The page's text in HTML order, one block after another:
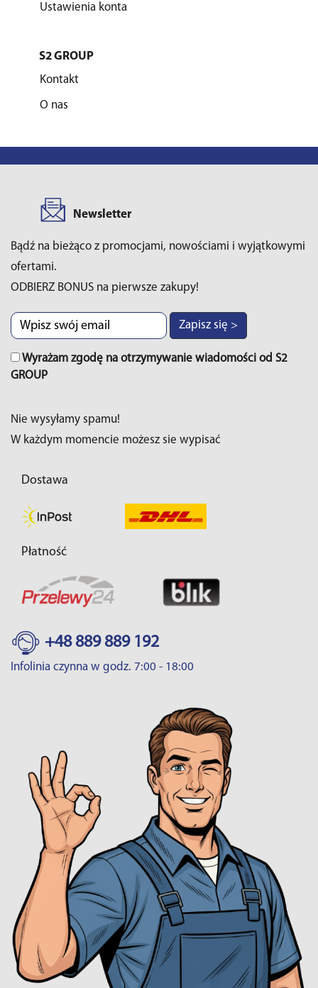
Ustawienia konta
S2 GROUP
Kontakt
O nas
Newsletter
Bądź na bieżąco z promocjami, nowościami i wyjątkowymi
ofertami.
ODBIERZ BONUS na pierwsze zakupy!
Zapisz się >
Wyrażam zgodę na otrzymywanie wiadomości od S2
GROUP
Nie wysyłamy spamu!
W każdym momencie możesz sie wypisać
Dostawa
Płatność
+48 889 889 192
Infolinia czynna w godz. 7:00 - 18:00